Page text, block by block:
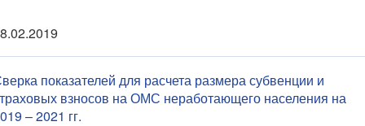
показателей для расчета размера субвенции и
взносов на ОМС неработающего населения на
– 2021 гг.